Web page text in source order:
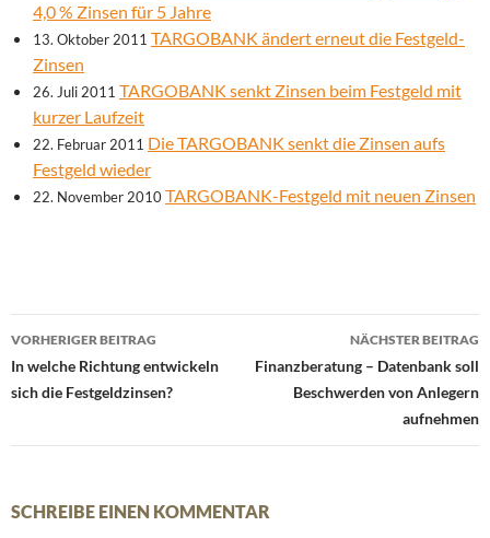
4,0 % Zinsen für 5 Jahre
13. Oktober 2011 TARGOBANK ändert erneut die Festgeld-
Zinsen
26. Juli 2011 TARGOBANK senkt Zinsen beim Festgeld mit
kurzer Laufzeit
22. Februar 2011 Die TARGOBANK senkt die Zinsen aufs
Festgeld wieder
22. November 2010TARGOBANK-Festgeld mit neuen Zinsen
Beitrags-
Navigation
VORHERIGER BEITRAG
In welche Richtung entwickeln
sich die Festgeldzinsen?
NÄCHSTER BEITRAG
Finanzberatung – Datenbank soll
Beschwerden von Anlegern
aufnehmen
SCHREIBE EINEN KOMMENTAR